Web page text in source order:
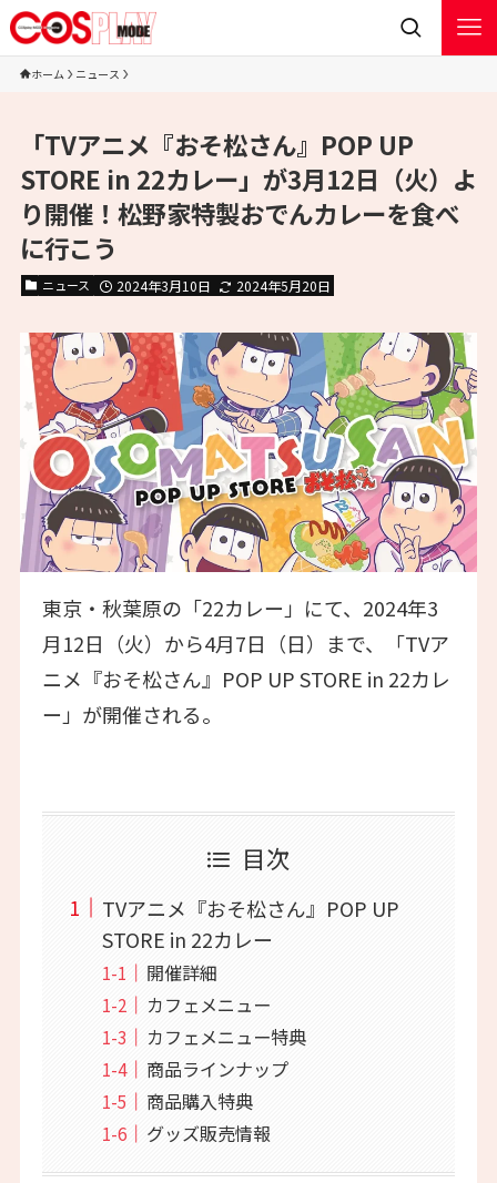
ホーム ニュース
「TVアニメ『おそ松さん』POP UP
STORE in 22カレー」が3月12日（火）よ
り開催！松野家特製おでんカレーを食べ
に行こう
ニュース 2024年3月10日 2024年5月20日
東京・秋葉原の「22カレー」にて、2024年3
月12日（火）から4月7日（日）まで、「TVア
ニメ『おそ松さん』POP UP STORE in 22カレ
ー」が開催される。
目次
TVアニメ『おそ松さん』POP UP
STORE in 22カレー
開催詳細
カフェメニュー
カフェメニュー特典
商品ラインナップ
商品購入特典
グッズ販売情報